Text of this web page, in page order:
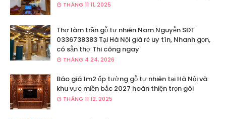
THÁNG 11 11, 2025
Thợ làm trần gỗ tự nhiên Nam Nguyễn SĐT
0336738383 Tại Hà Nội giá rẻ uy tín, Nhanh gọn,
có sẵn thợ Thi công ngay
THÁNG 4 24, 2026
Báo giá 1m2 ốp tường gỗ tự nhiên tại Hà Nội và
khu vực miền bắc 2027 hoàn thiện trọn gói
THÁNG 11 12, 2025